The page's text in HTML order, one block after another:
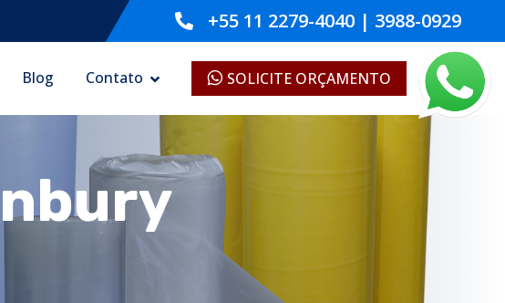
+55 11 2279-4040 | 3988-0929
Blog Contato SOLICITE ORÇAMENTO